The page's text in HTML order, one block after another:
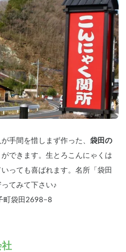
手間を惜しまず作った、 袋田の
できます。生とろこんにゃくは
っても喜ばれます。名所「袋田
てみて下さい♪
町袋田2698−8